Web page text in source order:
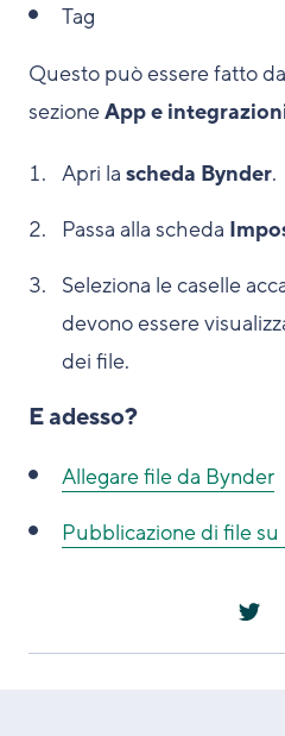
Tag
Questo può essere fatto
sezioneApp e
Apri la scheda Bynder.
Passa alla scheda
Seleziona le caselle
devono essere
dei file.
E adesso?
Allegare file da Bynder
Pubblicazione di file